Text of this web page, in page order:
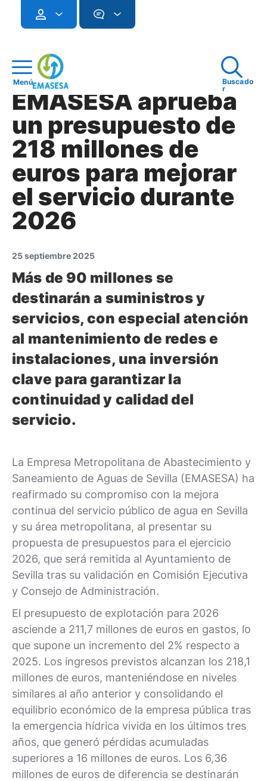
Menú
Buscado
r
EMASESA aprueba
un presupuesto de
218 millones de
euros para mejorar
el servicio durante
2026
25 septiembre 2025
Más de 90 millones se
destinarán a suministros y
servicios, con especial atención
al mantenimiento de redes e
instalaciones, una inversión
clave para garantizar la
continuidad y calidad del
servicio.
La Empresa Metropolitana de Abastecimiento y
Saneamiento de Aguas de Sevilla (EMASESA) ha
reafirmado su compromiso con la mejora
continua del servicio público de agua en Sevilla
y su área metropolitana, al presentar su
propuesta de presupuestos para el ejercicio
2026, que será remitida al Ayuntamiento de
Sevilla tras su validación en Comisión Ejecutiva
y Consejo de Administración.
El presupuesto de explotación para 2026
asciende a 211,7 millones de euros en gastos, lo
que supone un incremento del 2% respecto a
2025. Los ingresos previstos alcanzan los 218,1
millones de euros, manteniéndose en niveles
similares al año anterior y consolidando el
equilibrio económico de la empresa pública tras
la emergencia hídrica vivida en los últimos tres
años, que generó pérdidas acumuladas
superiores a 16 millones de euros. Los 6,36
millones de euros de diferencia se destinarán